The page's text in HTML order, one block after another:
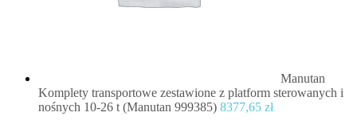
Manutan
Komplety transportowe zestawione z platform sterowanych i
nośnych 10-26 t (Manutan 999385) 8377,65 zł